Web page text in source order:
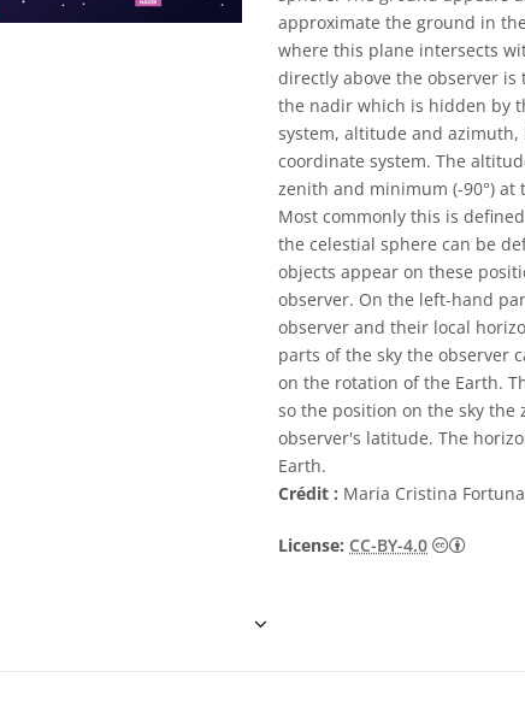
approximate the ground in
where this plane intersects
directly above the observer
the nadir which is hidden by
system, altitude and
coordinate system. The
zenith and minimum (-90°)
Most commonly this is
the celestial sphere can be
objects appear on these
observer. On the left-hand
observer and their local
parts of the sky the observer
on the rotation of the Earth.
so the position on the sky
observer's latitude. The
Earth.
Crédit : Maria Cristina
License: CC-BY-4.0